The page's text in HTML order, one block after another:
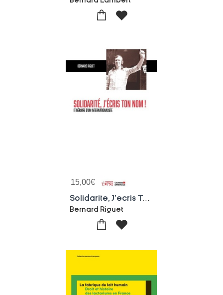
15,00€
Solidarite, J'ecris Ton Nom ! Itineraire D'un Internationaliste
Bernard Riguet